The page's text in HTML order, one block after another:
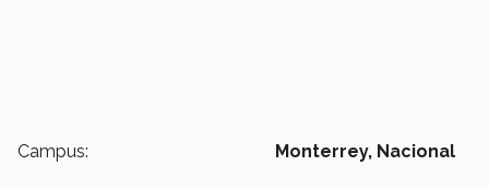
Campus: Monterrey, Nacional